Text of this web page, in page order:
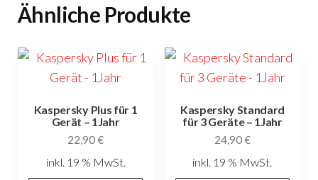
Ähnliche Produkte
Kaspersky Plus für 1
Gerät – 1Jahr
22,90€
inkl. 19 % MwSt.
Kaspersky Standard
für 3 Geräte – 1Jahr
24,90€
inkl. 19 % MwSt.